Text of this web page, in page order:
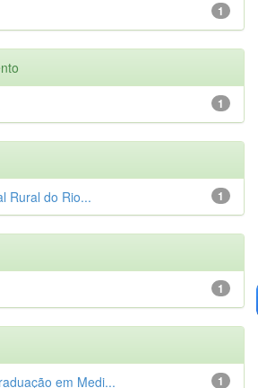
1
1
1
Rural do Rio...
1
1
em Medi...